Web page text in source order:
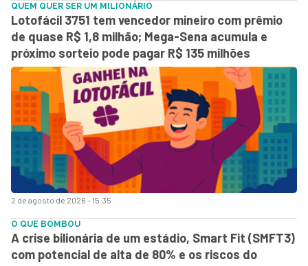
2 de agosto de 2026 - 15:35
QUEM QUER SER UM MILIONÁRIO
Lotofácil 3751 tem vencedor mineiro com prêmio
de quase R$ 1,8 milhão; Mega-Sena acumula e
próximo sorteio pode pagar R$ 135 milhões
O QUE BOMBOU
A crise bilionária de um estádio, Smart Fit (SMFT3)
com potencial de alta de 80% e os riscos do